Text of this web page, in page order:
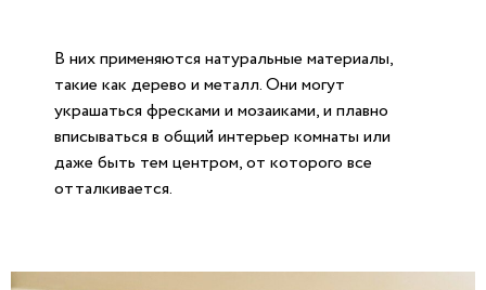
В них применяются натуральные материалы,
такие как дерево и металл. Они могут
украшаться фресками и мозаиками, и плавно
вписываться в общий интерьер комнаты или
даже быть тем центром, от которого все
отталкивается.